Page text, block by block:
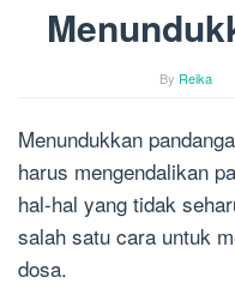
By Reika
Menundukkan
harus mengendalikan
hal-hal yang tidak
salah satu cara untuk
dosa.